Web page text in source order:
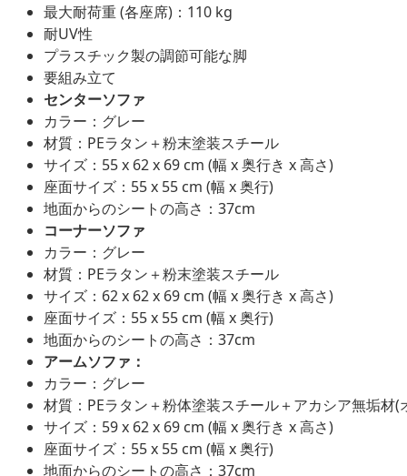
最大耐荷重 (各座席)：110 kg
耐UV性
プラスチック製の調節可能な脚
要組み立て
センターソファ
カラー：グレー
材質：PEラタン＋粉末塗装スチール
サイズ：55 x 62 x 69 cm (幅 x 奥行き x 高さ)
座面サイズ：55 x 55 cm (幅 x 奥行)
地面からのシートの高さ：37cm
コーナーソファ
カラー：グレー
材質：PEラタン＋粉末塗装スチール
サイズ：62 x 62 x 69 cm (幅 x 奥行き x 高さ)
座面サイズ：55 x 55 cm (幅 x 奥行)
地面からのシートの高さ：37cm
アームソファ：
カラー：グレー
材質：PEラタン＋粉体塗装スチール＋アカシア無垢材(
サイズ：59 x 62 x 69 cm (幅 x 奥行き x 高さ)
座面サイズ：55 x 55 cm (幅 x 奥行)
地面からのシートの高さ：37cm